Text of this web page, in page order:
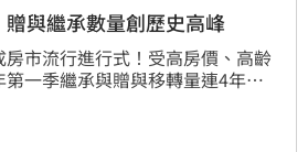
與繼承數量創歷史高峰
市流行進行式！受高房價、高齡
一季繼承與贈與移轉量連4年突
正穩定上升，顯示長輩正加速轉